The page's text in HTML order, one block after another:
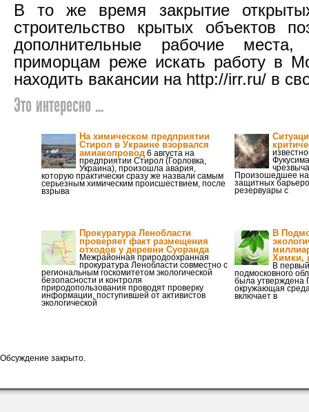
В то же время закрытие
строительство крытых объектов
дополнительные рабочие места,
приморцам реже искать работу в
находить вакансии на http://irr.ru/ в
Это интересно ...
На химическом предприятии
Стирол в Украине взорвался
амиакопровод 6 августа на
предприятии Стирол (Горловка,
Украина), произошла авария,
которую практически сразу же назвали самым
серьезным химическим происшествием, после
взрыва
Произошедшее
защитных
резервуары с
Прокуратура Ленобласти
проверяет факт размещения
отходов у деревни Суоранда
Межрайонная природоохранная
прокуратура Ленобласти совместно с
региональным госкомитетом экологической
безопасности и контроля
природопользования проводят проверку
информации, поступившей от активистов
экологической
В
Химки,
В
подмосковного
была утверждена
окружающая
включает в
Обсуждение закрыто.